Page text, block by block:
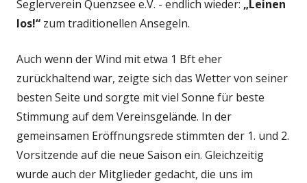
Seglerverein Quenzsee e.V. - endlich wieder: „Leinen
los!“ zum traditionellen Ansegeln.
Auch wenn der Wind mit etwa 1 Bft eher
zurückhaltend war, zeigte sich das Wetter von seiner
besten Seite und sorgte mit viel Sonne für beste
Stimmung auf dem Vereinsgelände. In der
gemeinsamen Eröffnungsrede stimmten der 1. und 2.
Vorsitzende auf die neue Saison ein. Gleichzeitig
wurde auch der Mitglieder gedacht, die uns im